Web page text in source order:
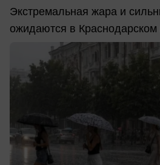
Экстремальная жара и
ожидаются в Краснодарском